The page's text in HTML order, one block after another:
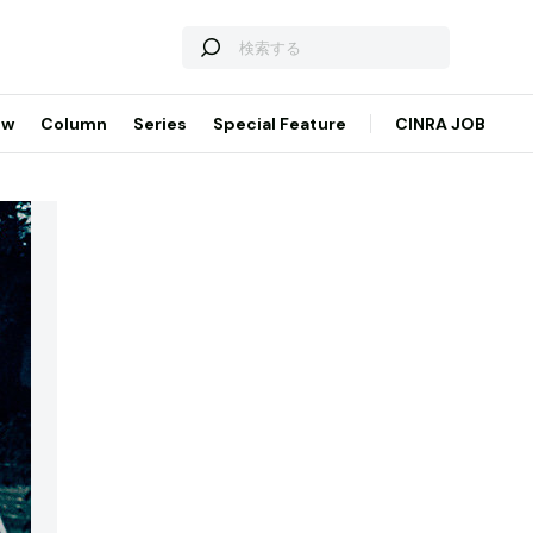
Column Series Special Feature CINRA JOB